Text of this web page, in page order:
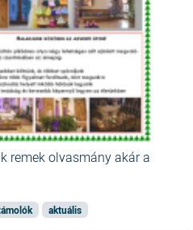
remek olvasmány akár a
aktuális